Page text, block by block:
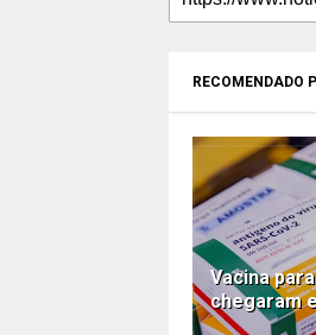
RECOMENDADO
Vacina
chegaram